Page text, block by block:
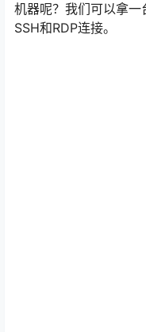
机器呢？我们可以拿
SSH和RDP连接。